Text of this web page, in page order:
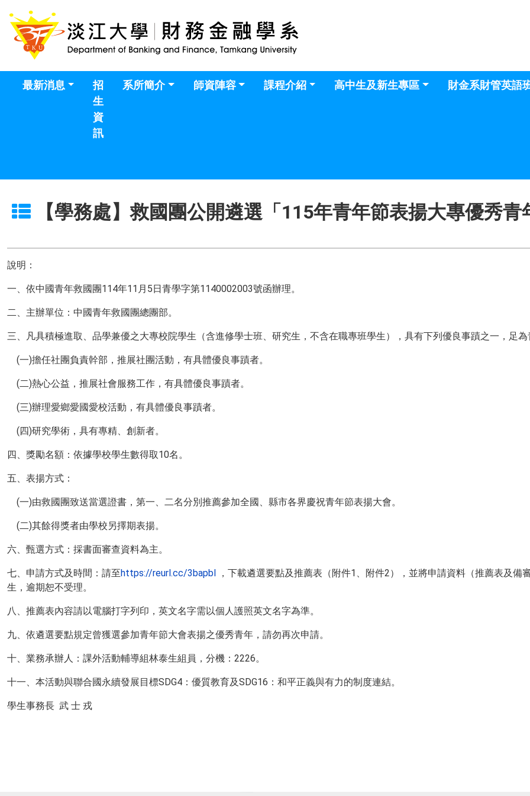
最新消息
招
生
資
訊
系所簡介 師資陣容 課程介紹 高中生及新生專區 財金系財管英語
【學務處】救國團公開遴選「115年青年節表揚大專優秀
說明：
一、依中國青年救國團114年11月5日青學字第1140002003號函辦理。
二、主辦單位：中國青年救國團總團部。
三、凡具積極進取、品學兼優之大專校院學生（含進修學士班、研究生，不含在職專班學生），具有下列優良事蹟之一，足為
(一)擔任社團負責幹部，推展社團活動，有具體優良事蹟者。
(二)熱心公益，推展社會服務工作，有具體優良事蹟者。
(三)辦理愛鄉愛國愛校活動，有具體優良事蹟者。
(四)研究學術，具有專精、創新者。
四、獎勵名額：依據學校學生數得取10名。
五、表揚方式：
(一)由救國團致送當選證書，第一、二名分別推薦參加全國、縣市各界慶祝青年節表揚大會。
(二)其餘得獎者由學校另擇期表揚。
六、甄選方式：採書面審查資料為主。
七、申請方式及時間：請至https://reurl.cc/3bapbl ，下載遴選要點及推薦表（附件1、附件2），並將申請資料（推薦表及
生，逾期恕不受理。
八、推薦表內容請以電腦打字列印，英文名字需以個人護照英文名字為準。
九、依遴選要點規定曾獲選參加青年節大會表揚之優秀青年，請勿再次申請。
十、業務承辦人：課外活動輔導組林泰生組員，分機：2226。
十一、本活動與聯合國永續發展目標SDG4：優質教育及SDG16：和平正義與有力的制度連結。
學生事務長 武 士 戎